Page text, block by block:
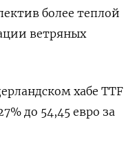
более теплой
ветряных
хабе TTF
до 54,45 евро за